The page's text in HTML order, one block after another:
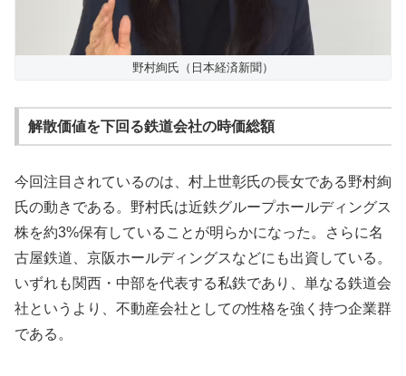
野村絢氏（日本経済新聞）
解散価値を下回る鉄道会社の時価総額
今回注目されているのは、村上世彰氏の長女である野村絢
氏の動きである。野村氏は近鉄グループホールディングス
株を約3%保有していることが明らかになった。さらに名
古屋鉄道、京阪ホールディングスなどにも出資している。
いずれも関西・中部を代表する私鉄であり、単なる鉄道会
社というより、不動産会社としての性格を強く持つ企業群
である。